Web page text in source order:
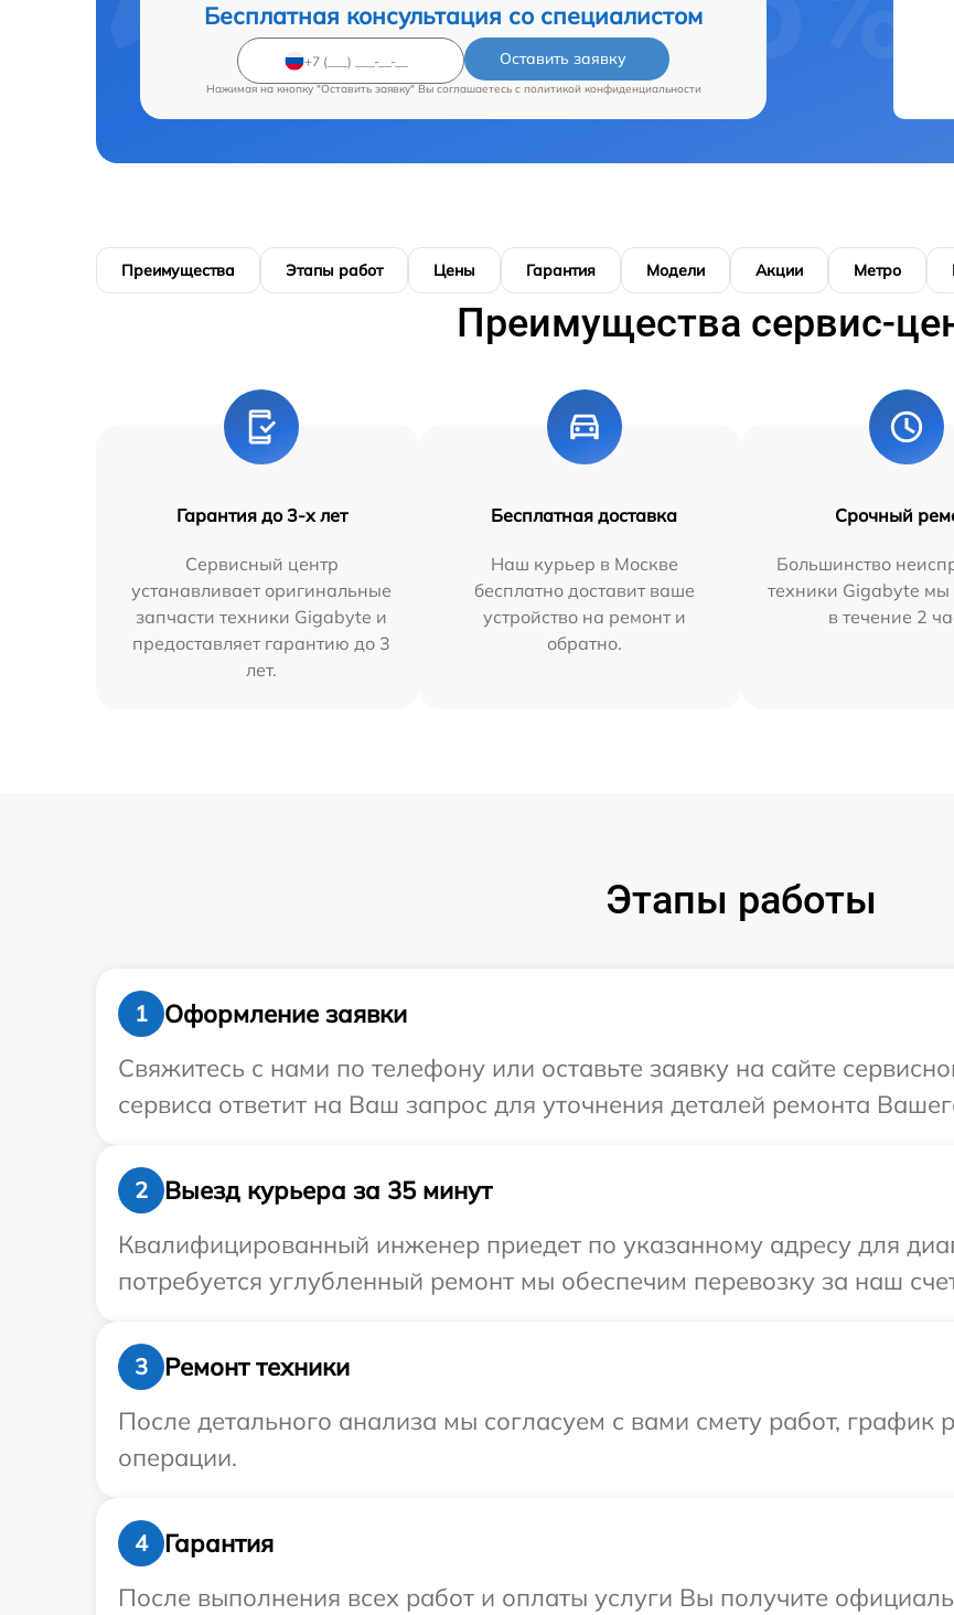
Бесплатная консультация со специалистом
Оставить заявку
Нажимая на кнопку "Оставить заявку" Вы соглашаетесь c политикой конфиденциальности
Преимущества Этапы работ Цены Гарантия Модели Акции Метро
Преимущества сервис-
Гарантия до 3-х лет
Сервисный центр
устанавливает оригинальные
запчасти техники Gigabyte и
предоставляет гарантию до 3
лет.
Бесплатная доставка
Наш курьер в Москве
бесплатно доставит ваше
устройство на ремонт и
обратно.
Срочный
Большинство
техники Gigabyte мы
в течение 2
Этапы работы
1
Оформление заявки
Свяжитесь с нами по телефону или оставьте заявку на сайте
сервиса ответит на Ваш запрос для уточнения деталей ремонта
2
Выезд курьера за 35 минут
Квалифицированный инженер приедет по указанному адресу для
потребуется углубленный ремонт мы обеспечим перевозку за наш
3
Ремонт техники
После детального анализа мы согласуем с вами смету работ, график
операции.
4
Гарантия
После выполнения всех работ и оплаты услуги Вы получите